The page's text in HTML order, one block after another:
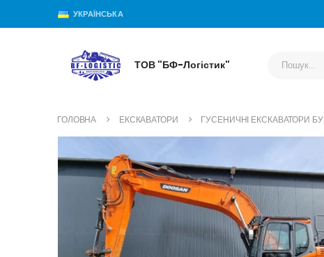
УКРАЇНСЬКА
ТОВ "БФ-Логістик"
ГОЛОВНА ЕКСКАВАТОРИ ГУСЕНИЧНІ ЕКСКАВАТОРИ БУ